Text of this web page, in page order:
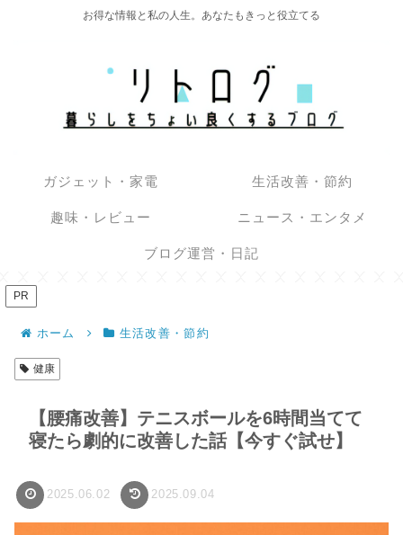
お得な情報と私の人生。あなたもきっと役立てる
ガジェット・家電 生活改善・節約
趣味・レビュー ニュース・エンタメ
ブログ運営・日記
PR
ホーム 生活改善・節約
健康
【腰痛改善】テニスボールを6時間当てて
寝たら劇的に改善した話【今すぐ試せ】
2025.06.02 2025.09.04